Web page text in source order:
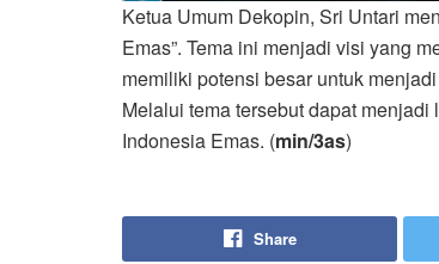
Ketua Umum Dekopin, Sri Untari
Emas”. Tema ini menjadi visi yang
memiliki potensi besar untuk
Melalui tema tersebut dapat
Indonesia Emas. (min/3as)
Share